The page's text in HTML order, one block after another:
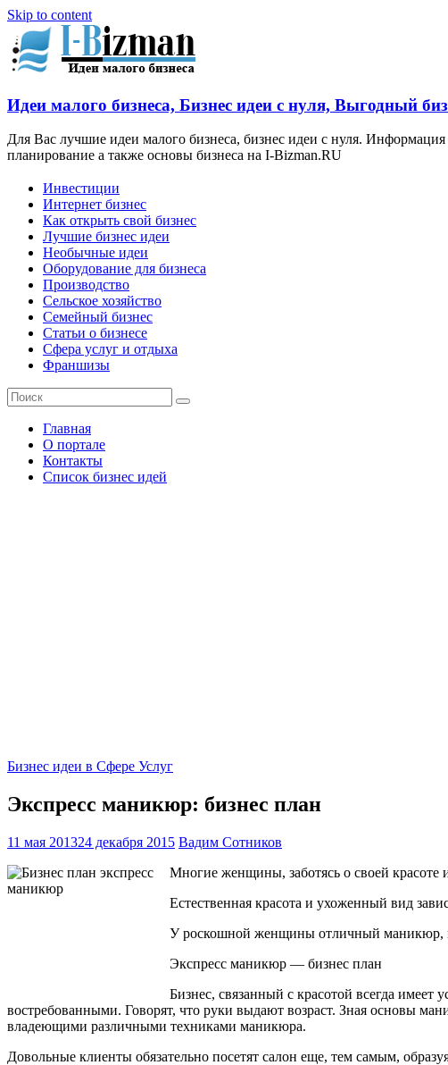
Skip to content
Идеи малого бизнеса, Бизнес идеи с нуля, Выгодный
Для Вас лучшие идеи малого бизнеса, бизнес идеи с нуля.
планирование а также основы бизнеса на I-Bizman.RU
Инвестиции
Интернет бизнес
Как открыть свой бизнес
Лучшие бизнес идеи
Необычные идеи
Оборудование для бизнеса
Производство
Сельское хозяйство
Семейный бизнес
Статьи о бизнесе
Сфера услуг и отдыха
Франшизы
Главная
О портале
Контакты
Список бизнес идей
Бизнес идеи в Сфере Услуг
Экспресс маникюр: бизнес план
11 мая 201324 декабря 2015 Вадим Сотников
Многие женщины, заботясь о своей красоте
Естественная красота и ухоженный вид
У роскошной женщины отличный маникюр,
Экспресс маникюр — бизнес план
Бизнес, связанный с красотой всегда
востребованными. Говорят, что руки выдают возраст. Зная основы
владеющими различными техниками маникюра.
Довольные клиенты обязательно посетят салон еще, тем самым,